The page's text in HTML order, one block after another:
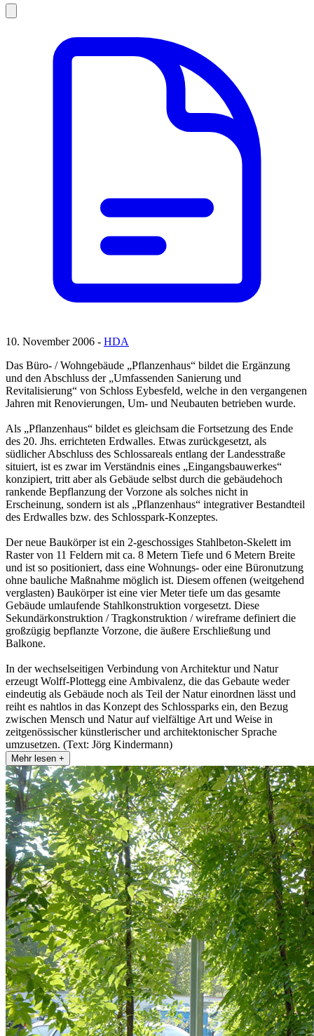
10. November 2006 - HDA
Das Büro- / Wohngebäude „Pflanzenhaus“ bildet die Ergänzung
und den Abschluss der „Umfassenden Sanierung und
Revitalisierung“ von Schloss Eybesfeld, welche in den vergangenen
Jahren mit Renovierungen, Um- und Neubauten betrieben wurde.
Als „Pflanzenhaus“ bildet es gleichsam die Fortsetzung des Ende
des 20. Jhs. errichteten Erdwalles. Etwas zurückgesetzt, als
südlicher Abschluss des Schlossareals entlang der Landesstraße
situiert, ist es zwar im Verständnis eines „Eingangsbauwerkes“
konzipiert, tritt aber als Gebäude selbst durch die gebäudehoch
rankende Bepflanzung der Vorzone als solches nicht in
Erscheinung, sondern ist als „Pflanzenhaus“ integrativer Bestandteil
des Erdwalles bzw. des Schlosspark-Konzeptes.
Der neue Baukörper ist ein 2-geschossiges Stahlbeton-Skelett im
Raster von 11 Feldern mit ca. 8 Metern Tiefe und 6 Metern Breite
und ist so positioniert, dass eine Wohnungs- oder eine Büronutzung
ohne bauliche Maßnahme möglich ist. Diesem offenen (weitgehend
verglasten) Baukörper ist eine vier Meter tiefe um das gesamte
Gebäude umlaufende Stahlkonstruktion vorgesetzt. Diese
Sekundärkonstruktion / Tragkonstruktion / wireframe definiert die
großzügig bepflanzte Vorzone, die äußere Erschließung und
Balkone.
In der wechselseitigen Verbindung von Architektur und Natur
erzeugt Wolff-Plottegg eine Ambivalenz, die das Gebaute weder
eindeutig als Gebäude noch als Teil der Natur einordnen lässt und
reiht es nahtlos in das Konzept des Schlossparks ein, den Bezug
zwischen Mensch und Natur auf vielfältige Art und Weise in
zeitgenössischer künstlerischer und architektonischer Sprache
umzusetzen. (Text: Jörg Kindermann)
Mehr lesen +